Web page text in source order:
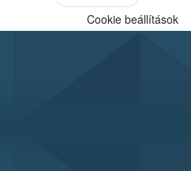
Cookie beállítások